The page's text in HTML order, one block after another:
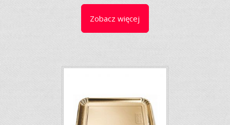
Zobacz więcej